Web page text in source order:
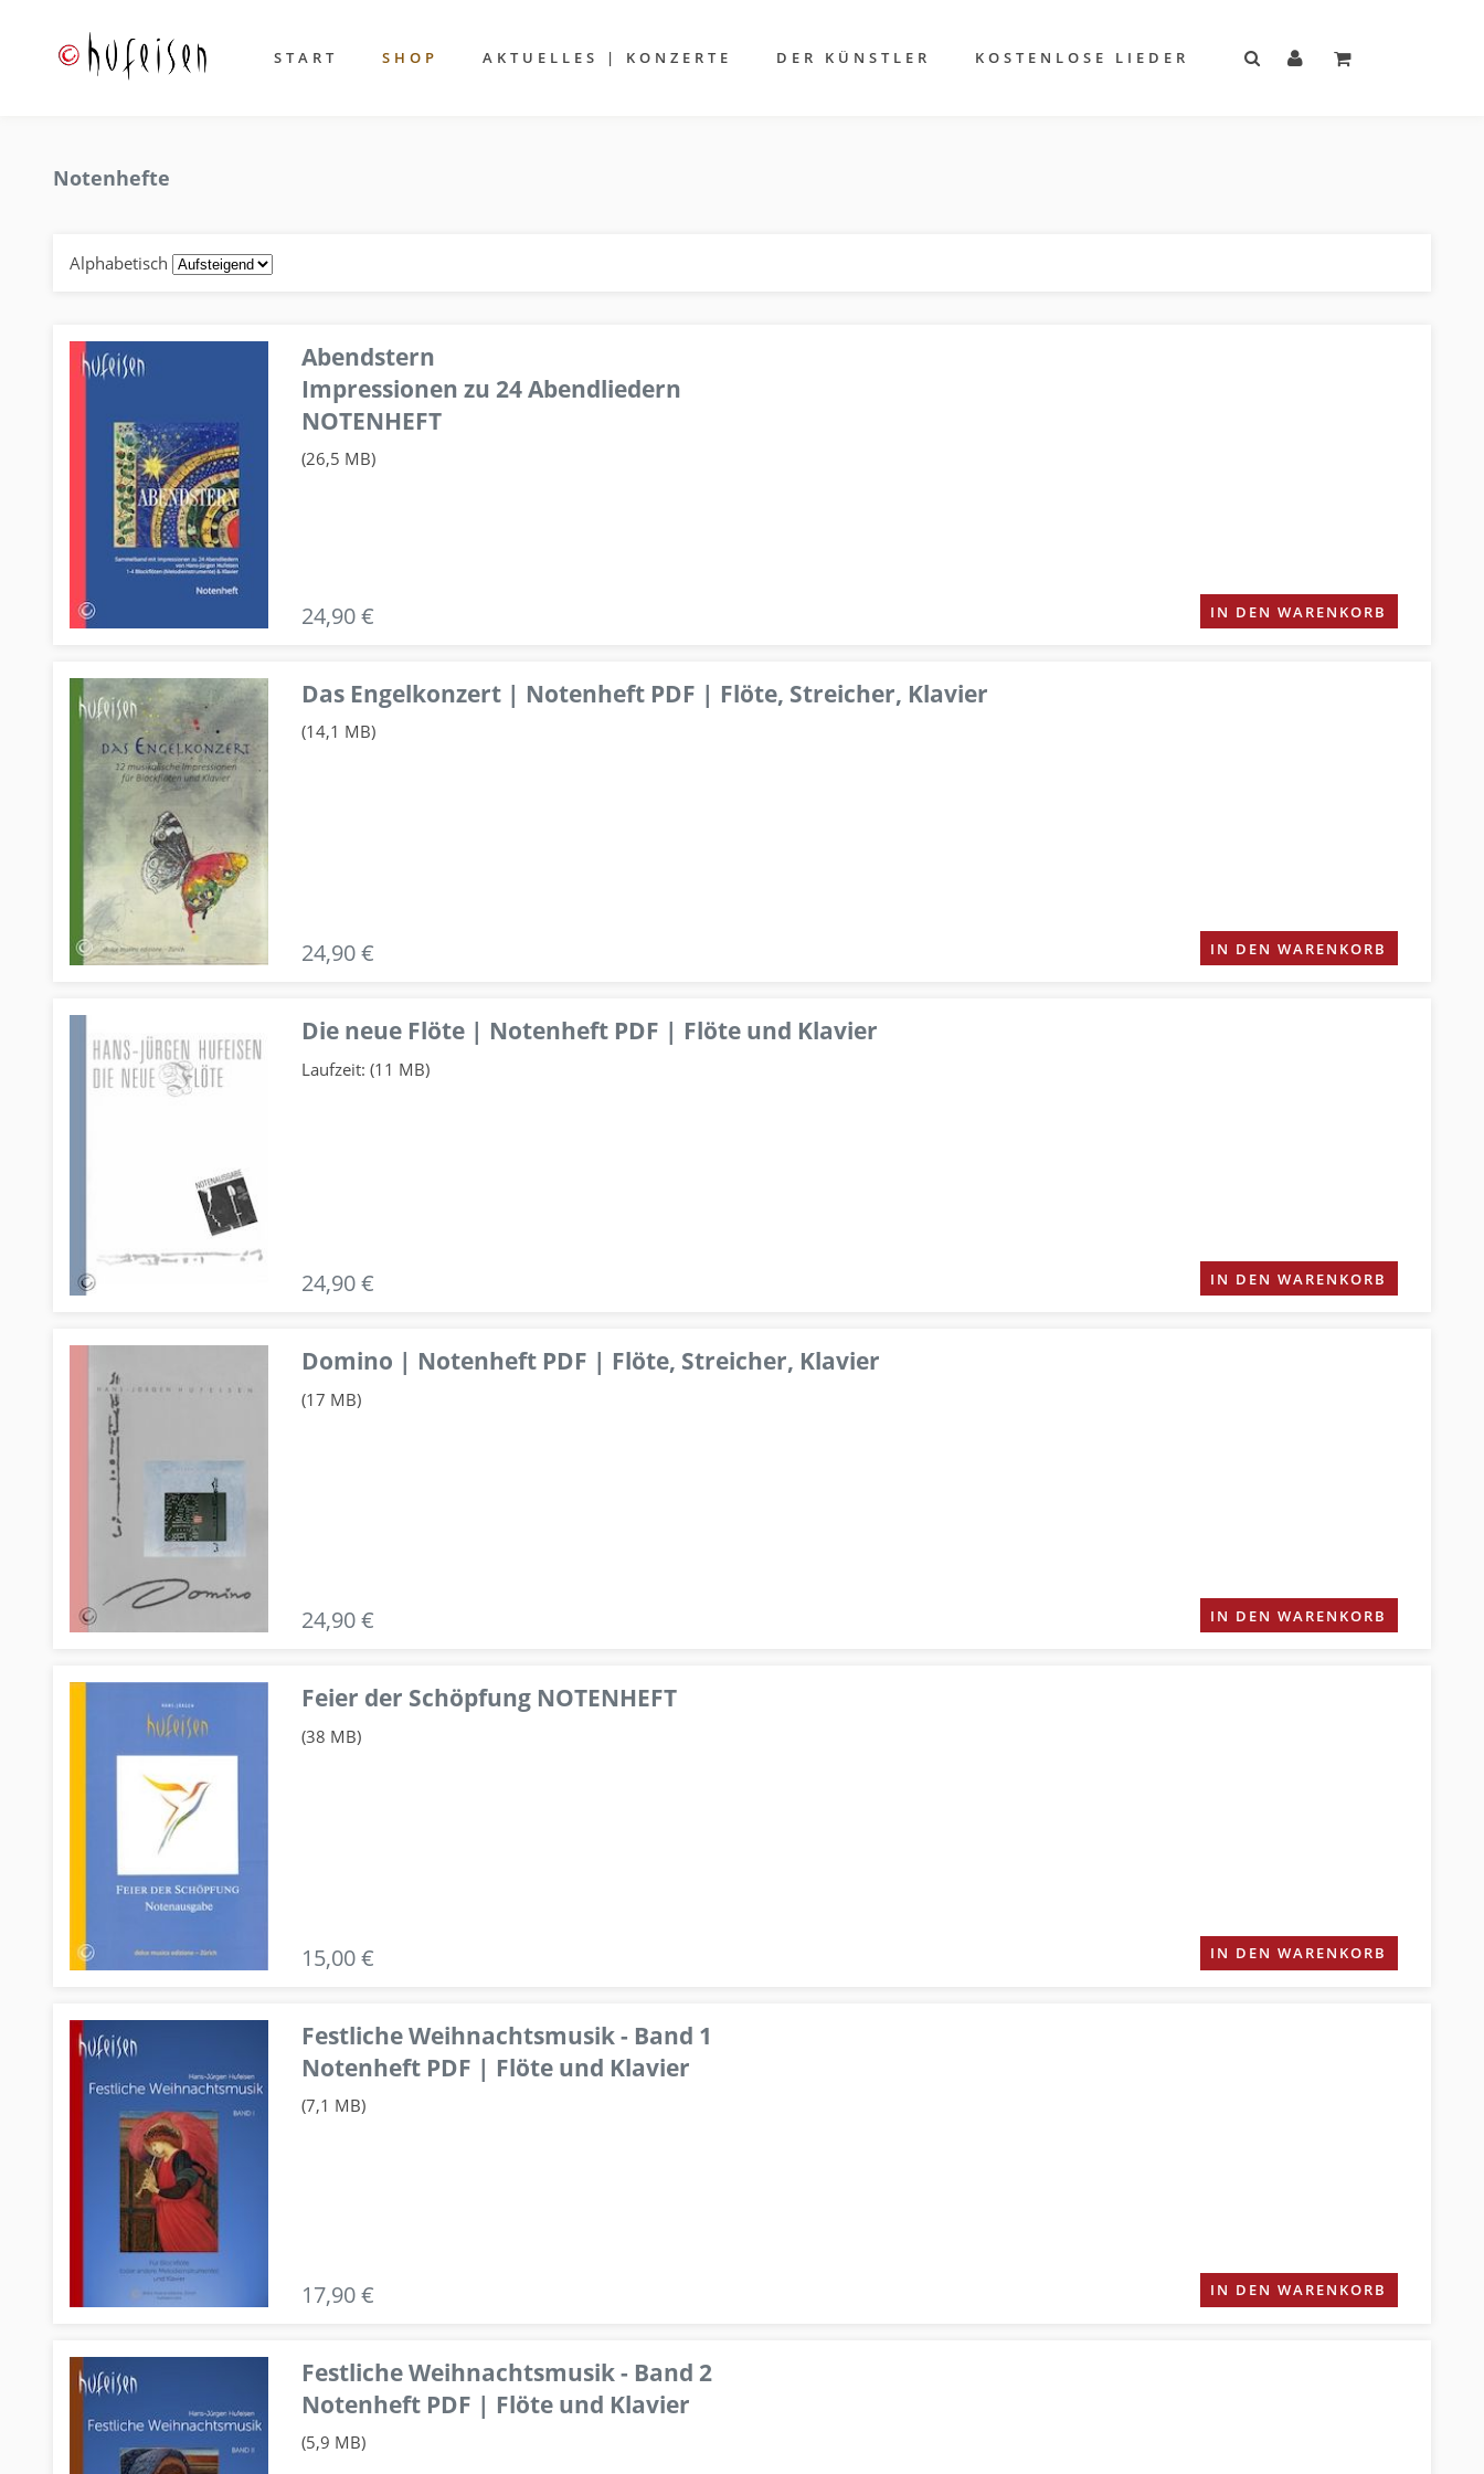
START SHOP AKTUELLES | KONZERTE DER KÜNSTLER KOSTENLOSE LIEDER
Notenhefte
Alphabetisch
Abendstern
Impressionen zu 24 Abendliedern
NOTENHEFT
(26,5 MB)
24,90 € IN DEN WARENKORB
Das Engelkonzert | Notenheft PDF | Flöte, Streicher, Klavier
(14,1 MB)
24,90 € IN DEN WARENKORB
Die neue Flöte | Notenheft PDF | Flöte und Klavier
Laufzeit: (11 MB)
24,90 € IN DEN WARENKORB
Domino | Notenheft PDF | Flöte, Streicher, Klavier
(17 MB)
24,90 € IN DEN WARENKORB
Feier der Schöpfung NOTENHEFT
(38 MB)
15,00 € IN DEN WARENKORB
Festliche Weihnachtsmusik - Band 1
Notenheft PDF | Flöte und Klavier
(7,1 MB)
17,90 € IN DEN WARENKORB
Festliche Weihnachtsmusik - Band 2
Notenheft PDF | Flöte und Klavier
(5,9 MB)